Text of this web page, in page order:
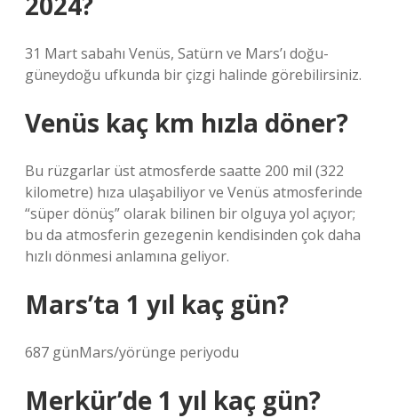
31 Mart sabahı Venüs, Satürn ve Mars’ı doğu-
güneydoğu ufkunda bir çizgi halinde görebilirsiniz.
Venüs kaç km hızla döner?
Bu rüzgarlar üst atmosferde saatte 200 mil (322
kilometre) hıza ulaşabiliyor ve Venüs atmosferinde
“süper dönüş” olarak bilinen bir olguya yol açıyor;
bu da atmosferin gezegenin kendisinden çok daha
hızlı dönmesi anlamına geliyor.
Mars’ta 1 yıl kaç gün?
687 günMars/yörünge periyodu
Merkür’de 1 yıl kaç gün?